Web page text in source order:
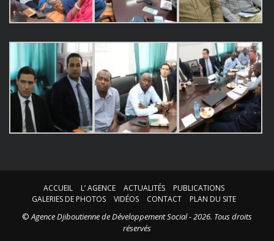
ACCUEIL L’ AGENCE ACTUALITÉS
PUBLICATIONS
GALERIES DE PHOTOS
VIDÉOS CONTACT PLAN DU SITE
©Agence Djiboutienne de Développement Social - 2026. Tous droits
réservés